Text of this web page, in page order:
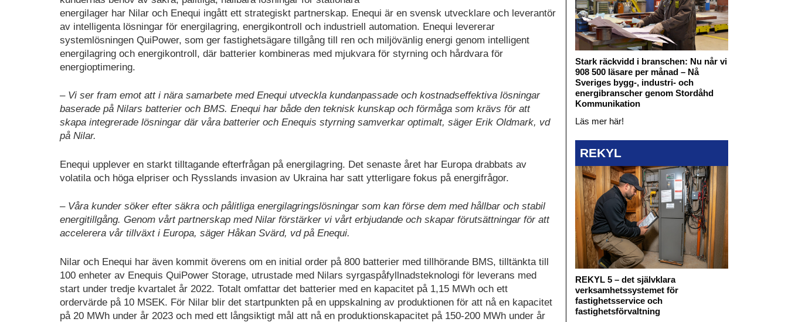
energilager har Nilar och Enequi ingått ett strategiskt partnerskap. Enequi är en svensk utvecklare och leverantör
av intelligenta lösningar för energilagring, energikontroll och industriell automation. Enequi levererar
systemlösningen QuiPower, som ger fastighetsägare tillgång till ren och miljövänlig energi genom intelligent
energilagring och energikontroll, där batterier kombineras med mjukvara för styrning och hårdvara för
energioptimering.
– Vi ser fram emot att i nära samarbete med Enequi utveckla kundanpassade och kostnadseffektiva lösningar
baserade på Nilars batterier och BMS. Enequi har både den teknisk kunskap och förmåga som krävs för att
skapa integrerade lösningar där våra batterier och Enequis styrning samverkar optimalt, säger Erik Oldmark, vd
på Nilar.
Enequi upplever en starkt tilltagande efterfrågan på energilagring. Det senaste året har Europa drabbats av
volatila och höga elpriser och Rysslands invasion av Ukraina har satt ytterligare fokus på energifrågor.
– Våra kunder söker efter säkra och pålitliga energilagringslösningar som kan förse dem med hållbar och stabil
energitillgång. Genom vårt partnerskap med Nilar förstärker vi vårt erbjudande och skapar förutsättningar för att
accelerera vår tillväxt i Europa, säger Håkan Svärd, vd på Enequi.
Nilar och Enequi har även kommit överens om en initial order på 800 batterier med tillhörande BMS, tilltänkta till
100 enheter av Enequis QuiPower Storage, utrustade med Nilars syrgaspåfyllnadsteknologi för leverans med
start under tredje kvartalet år 2022. Totalt omfattar det batterier med en kapacitet på 1,15 MWh och ett
ordervärde på 10 MSEK. För Nilar blir det startpunkten på en uppskalning av produktionen för att nå en kapacitet
på 20 MWh under år 2023 och med ett långsiktigt mål att nå en produktionskapacitet på 150-200 MWh under år
Stark räckvidd i branschen: Nu når vi
908 500 läsare per månad – Nå
Sveriges bygg-, industri- och
energibranscher genom Stordåhd
Kommunikation
Läs mer här!
REKYL
REKYL 5 – det självklara
verksamhetssystemet för
fastighetsservice och
fastighetsförvaltning